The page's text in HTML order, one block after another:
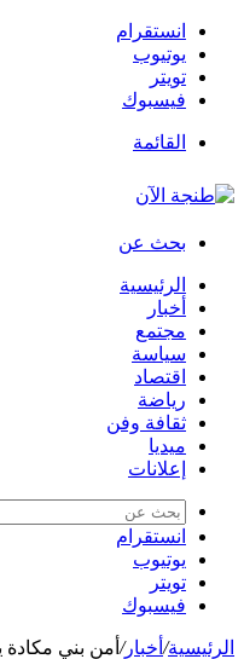
انستقرام
يوتيوب
تويتر
فيسبوك
القائمة
بحث عن
الرئيسية
أخبار
مجتمع
سياسة
اقتصاد
رياضة
ثقافة وفن
ميديا
إعلانات
انستقرام
يوتيوب
تويتر
فيسبوك
الرئيسية/ أخبار/ أمن بني